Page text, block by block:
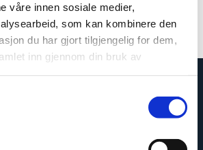
våre innen sosiale medier,
som kan kombinere den
du har gjort tilgjengelig for dem,
inn gjennom din bruk av